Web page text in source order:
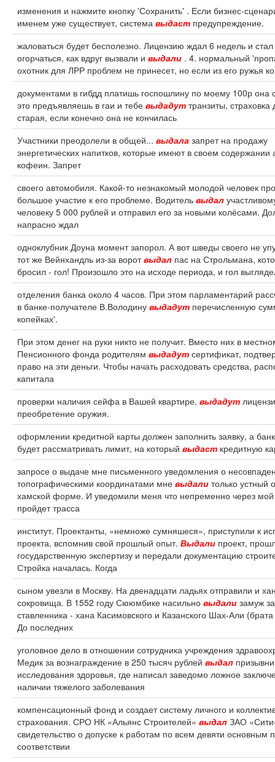
изменения и нажмите кнопку 'Сохранить' . Если бизнес-
именем уже существует, система выдаст предупреждение.
жаловаться будет бесполезно. Лицензию ждал 6 недель и
огорчаться, как вдруг вызвали и выдали . 4. нормальный
охотник для ЛРР проблем не принесет, но если из его ружья
документами в гибдд платишь госпошлину по моему 100р она
это предъявляешь в гаи и тебе выдадут транзиты, страховка
старая, если конечно она не кончилась
Участники преодолели в общей... выдала запрет на продажу
энергетических напитков, которые имеют в своем содержании
кофеин. Запрет
своего автомобиля. Какой-то незнакомый молодой человек
большое участие к его проблеме. Водитель выдал
человеку 5 000 рублей и отправил его за новыми колёсами.
напрасно ждал
одноклубник Доуна момент запорол. А вот шведы своего не
тот же Вейнхандль из-за воротвыдал пас на Строльмана,
бросил - гол! Произошло это на исходе периода, и гол
отделения банка около 4 часов. При этом парламентарий
в банке-получателе В.Володину выдадут перечисленную
копейках'.
При этом денег на руки никто не получит. Вместо них в
Пенсионного фонда родителям выдадут сертификат,
право на эти деньги. Чтобы начать расходовать средства,
капитала
проверки наличия сейфа в Вашей квартире. выдадут
преобретение оружия.
оформлении кредитной карты должен заполнить заявку, а
будет рассматривать лимит, на который выдаст кредитную
запросе о выдаче мне письменного уведомления о
топографическими координатами мне выдали только устный
хамской форме. И уведомили меня что непременно через мой
пройдет трасса
институт. Проектанты, «немноже сумняшеся», приступили к
проекта, вспомнив свой прошлый опыт. Выдали проект,
государственную экспертизу и передали документацию
Стройка началась. Когда
сыном увезли в Москву. На двенадцати ладьях отправили и
сокровища. В 1552 году Сююмбике насильно выдали замуж
ставленника - хана Касимовского и Казанского Шах-Али
До последних
уголовное дело в отношении сотрудника учреждения
Медик за вознаграждение в 250 тысяч рублей выдал
исследования здоровья, где написал заведомо ложное
наличии тяжелого заболевания
компенсационный фонд и создает систему личного и
страхования. СРО НК «Альянс Строителей» выдал ЗАО
свидетельство о допуске к работам по всем девяти основным
соответствии